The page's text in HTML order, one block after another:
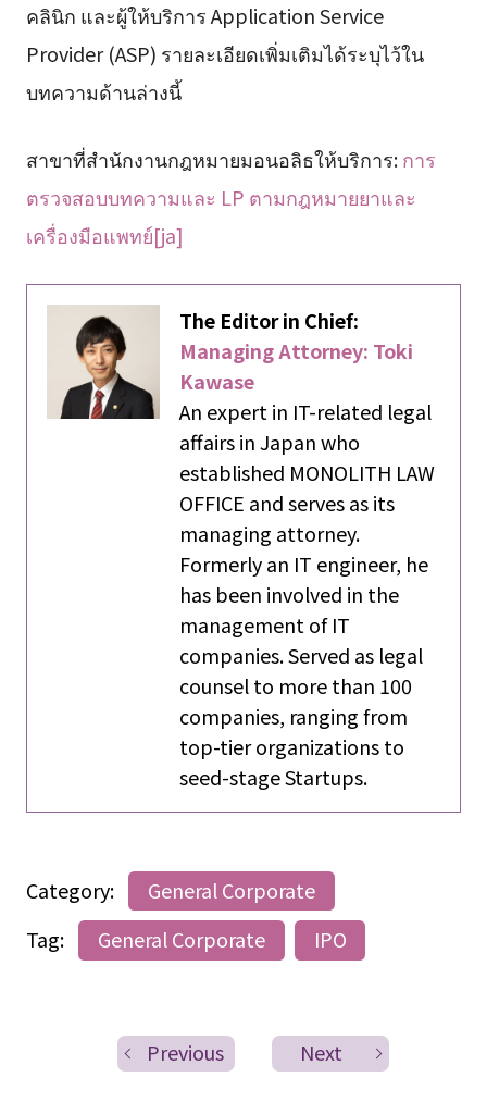
คลินิก และผู้ให้บริการ Application Service
Provider (ASP) รายละเอียดเพิ่มเติมได้ระบุไว้ใน
บทความด้านล่างนี้
สาขาที่สำนักงานกฎหมายมอนอลิธให้บริการ:การ
ตรวจสอบบทความและ LP ตามกฎหมายยาและ
เครื่องมือแพทย์[ja]
The Editor in Chief:
Managing Attorney: Toki
Kawase
An expert in IT-related legal
affairs in Japan who
established MONOLITH LAW
OFFICE and serves as its
managing attorney.
Formerly an IT engineer, he
has been involved in the
management of IT
companies. Served as legal
counsel to more than 100
companies, ranging from
top-tier organizations to
seed-stage Startups.
Category:
General Corporate
Tag:
General Corporate IPO
Previous Next